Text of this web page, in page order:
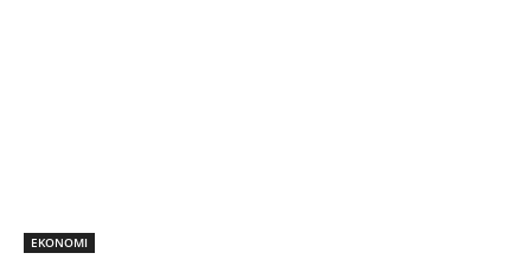
EKONOMI